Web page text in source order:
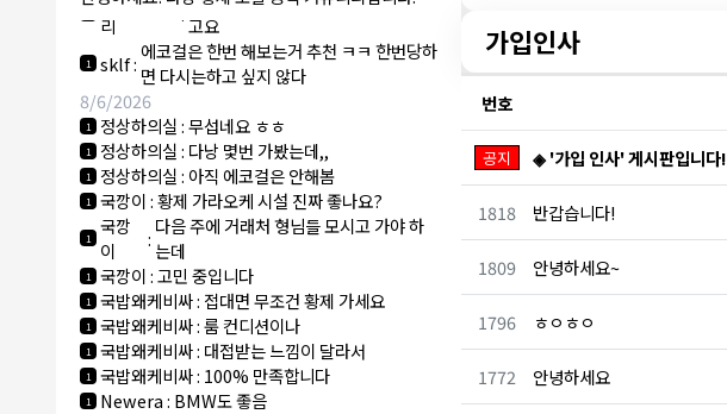
리
:고요
1 sklf: 에코걸은 한번 해보는거 추천 ㅋㅋ 한번당하
면 다시는하고 싶지 않다
8/6/2026
1 정상하의실:무섭네요 ㅎㅎ
1 정상하의실: 다낭 몇번 가봤는데,,
1 정상하의실: 아직 에코걸은 안해봄
1 국깡이:황제 가라오케 시설 진짜 좋나요?
1
국깡
이
: 다음 주에 거래처 형님들 모시고 가야 하
는데
1 국깡이:고민 중입니다
1 국밥왜케비싸: 접대면 무조건 황제 가세요
1 국밥왜케비싸:룸 컨디션이나
1 국밥왜케비싸: 대접받는 느낌이 달라서
1 국밥왜케비싸: 100% 만족합니다
1 Newera: BMW도 좋음
가입인사
번호
공지 ◈ '가입 인사' 게시판입니다!
1818 반갑습니다!
1809 안녕하세요~
1796 ㅎㅇㅎㅇ
1772 안녕하세요